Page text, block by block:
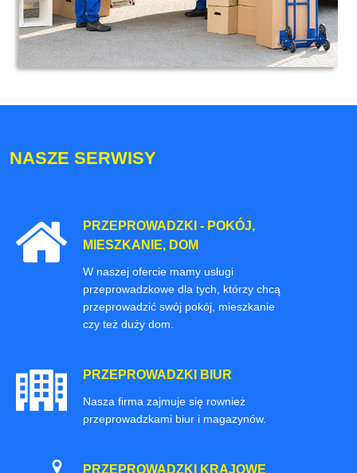
NASZE SERWISY
PRZEPROWADZKI - POKÓJ,
MIESZKANIE, DOM
W naszej ofercie mamy usługi
przeprowadzkowe dla tych, którzy chcą
przeprowadzić swój pokój, mieszkanie
czy też duży dom.
PRZEPROWADZKI BIUR
Nasza firma zajmuje się rownież
przeprowadzkami biur i magazynów.
PRZEPROWADZKI KRAJOWE